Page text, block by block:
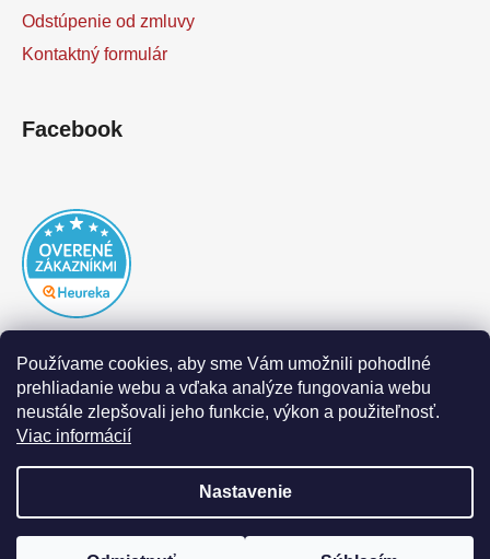
Používame cookies, aby sme Vám umožnili pohodlné
prehliadanie webu a vďaka analýze fungovania webu
neustále zlepšovali jeho funkcie, výkon a použiteľnosť.
Viac informácií
Nastavenie
Odstúpenie od zmluvy
Kontaktný formulár
Facebook
|Realizoval Appgrade